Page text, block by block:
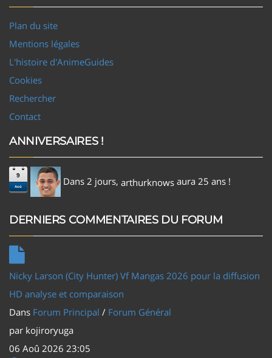
Plan du site
Mentions légales
L'histoire d'AnimeGuides
Cookies
Rechercher
Contact
ANNIVERSAIRES !
9
Aoû Dans 2 jours, arthurknows aura 25 ans !
DERNIERS COMMENTAIRES DU FORUM
Nicky Larson (City Hunter) Vf Mangas 2026 pour la diffusion
HD analyse et comparaison
Dans Forum Principal / Forum Général
par kojiroryuga
06 Aoû 2026 23:05